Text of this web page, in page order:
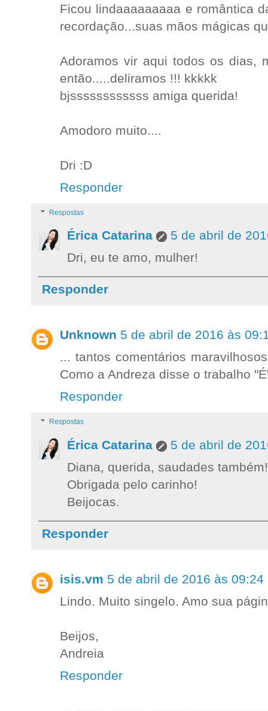
Ficou lindaaaaaaaaa e romântica
recordação...suas mãos mágicas
Adoramos vir aqui todos os dias,
então.....deliramos !!! kkkkk
bjssssssssssss amiga querida!
Amodoro muito....
Dri :D
Responder
Respostas
Érica Catarina
5 de abril de
Dri, eu te amo, mulher!
Responder
Unknown 5 de abril de 2016 às
... tantos comentários
Como a Andreza disse o trabalho
Responder
Respostas
Érica Catarina
5 de abril de
Diana, querida, saudades também!
Obrigada pelo carinho!
Beijocas.
Responder
isis.vm 5 de abril de 2016 às 09:24
Lindo. Muito singelo. Amo sua
Beijos,
Andreia
Responder